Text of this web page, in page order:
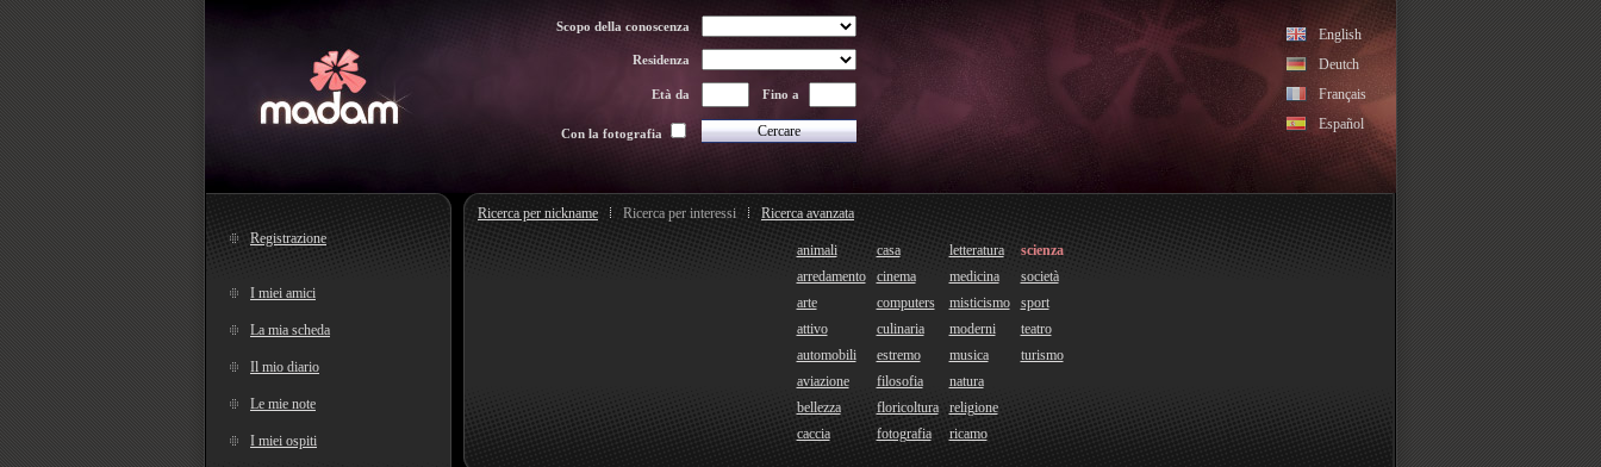
Scopo della conoscenza
Residenza
Età da Fino a
Con la fotografia
English
Deutch
Français
Español
Registrazione
I miei amici
La mia scheda
Il mio diario
Le mie note
I miei ospiti
Ricerca per nickname Ricerca per interessi Ricerca avanzata
animali
arredamento
arte
attivo
automobili
aviazione
bellezza
caccia
casa
cinema
computers
culinaria
estremo
filosofia
floricoltura
fotografia
letteratura
medicina
misticismo
moderni
musica
natura
religione
ricamo
scienza
società
sport
teatro
turismo